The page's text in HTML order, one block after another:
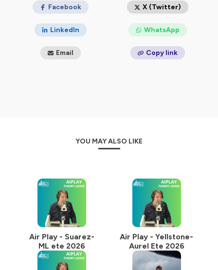
c’est aussi une diversité
auditeurs qui vivent
l’impact de l’Europe au quotidien. Bruxelles est la
diversifiée avec un peu moins de 200 nationalités
Facebook X (Twitter)
LinkedIn WhatsApp
Email Copy link
YOU MAY ALSO LIKE
Air Play - Suarez-
ML ete 2026
Air Play - Yellstone-
Aurel Ete 2026